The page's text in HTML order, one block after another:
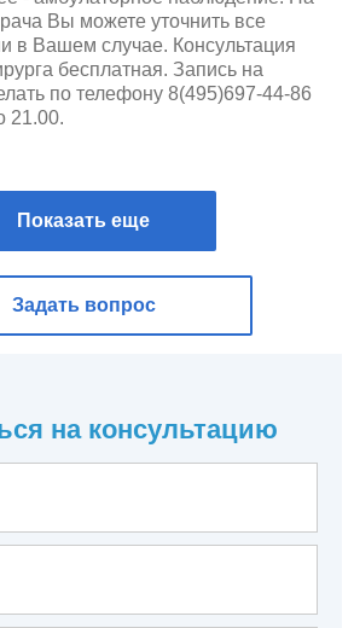
Вы можете уточнить все
в Вашем случае. Консультация
бесплатная. Запись на
по телефону 8(495)697-44-86
21.00.
Показать еще
Задать вопрос
на консультацию